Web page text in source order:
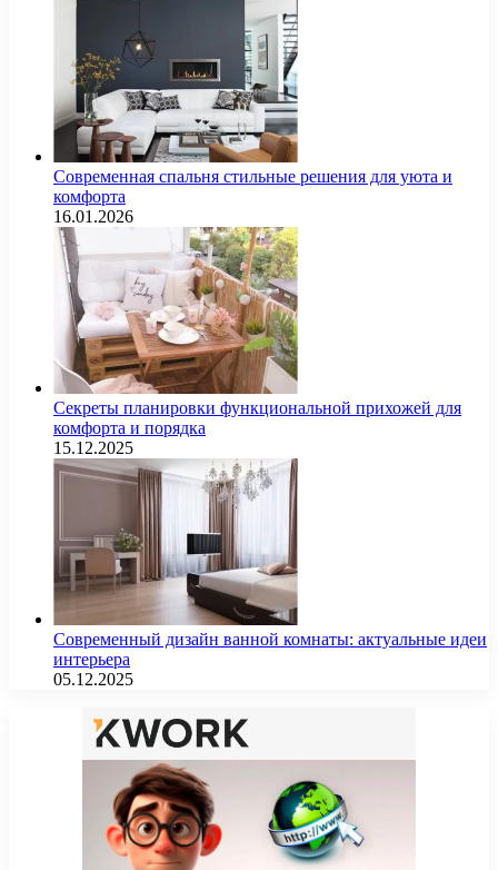
Современная спальня стильные решения для уюта и
комфорта
16.01.2026
Секреты планировки функциональной прихожей для
комфорта и порядка
15.12.2025
Современный дизайн ванной комнаты: актуальные идеи
интерьера
05.12.2025